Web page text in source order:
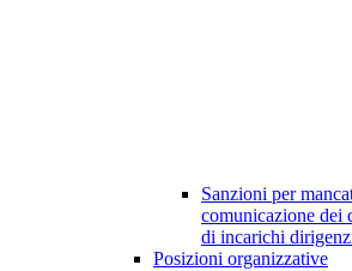
Sanzioni per
comunicazione dei
di incarichi
Posizioni organizzative